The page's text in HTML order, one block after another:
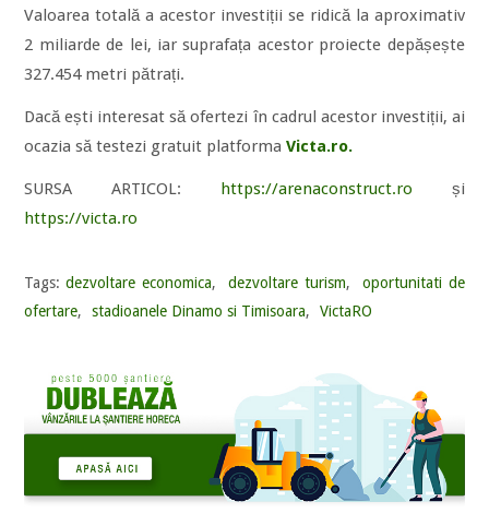
Valoarea totală a acestor investiții se ridică la aproximativ
2 miliarde de lei, iar suprafața acestor proiecte depășește
327.454 metri pătrați.
Dacă ești interesat să ofertezi în cadrul acestor investiții, ai
ocazia să testezi gratuit platformaVicta.ro.
SURSA ARTICOL: https://arenaconstruct.ro și
https://victa.ro
Tags: dezvoltare economica, dezvoltare turism,
oportunitati de
ofertare, stadioanele Dinamo si Timisoara, VictaRO